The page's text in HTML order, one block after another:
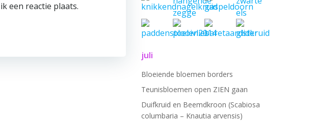
een reactie plaats.
juli
Bloeiende bloemen borders
Teunisbloemen open ZIEN gaan
Duifkruid en Beemdkroon (Scabiosa
columbaria – Knautia arvensis)